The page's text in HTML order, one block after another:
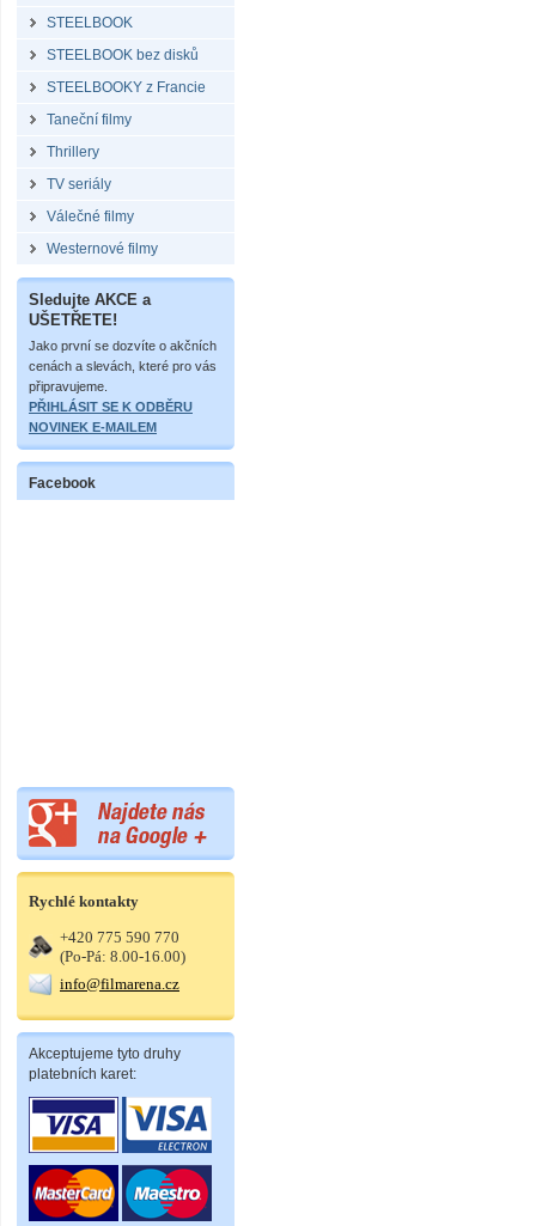
STEELBOOK
STEELBOOK bez disků
STEELBOOKY z Francie
Taneční filmy
Thrillery
TV seriály
Válečné filmy
Westernové filmy
Sledujte AKCE a
UŠETŘETE!
Jako první se dozvíte o akčních
cenách a slevách, které pro vás
připravujeme.
PŘIHLÁSIT SE K ODBĚRU
NOVINEK E-MAILEM
Facebook
Rychlé kontakty
+420 775 590 770
(Po-Pá: 8.00-16.00)
info@filmarena.cz
Akceptujeme tyto druhy
platebních karet: